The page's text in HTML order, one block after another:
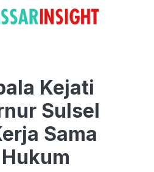
Kejati
Sulsel
Sama